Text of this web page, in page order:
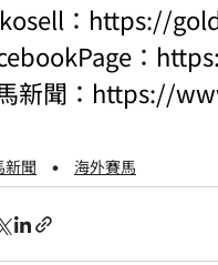
： https://
：
新聞： https://
新聞 海外賽馬